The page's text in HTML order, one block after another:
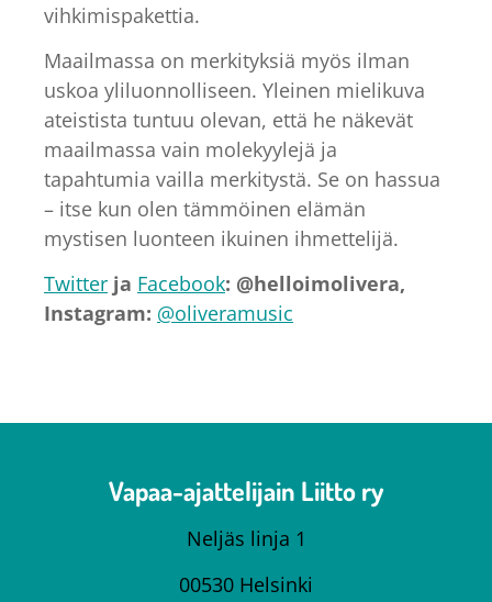
vihkimispakettia.
Maailmassa on merkityksiä myös ilman
uskoa yliluonnolliseen. Yleinen mielikuva
ateistista tuntuu olevan, että he näkevät
maailmassa vain molekyylejä ja
tapahtumia vailla merkitystä. Se on hassua
– itse kun olen tämmöinen elämän
mystisen luonteen ikuinen ihmettelijä.
Twitter ja Facebook: @helloimolivera,
Instagram: @oliveramusic
Vapaa-ajattelijain Liitto ry
Neljäs linja 1
00530 Helsinki